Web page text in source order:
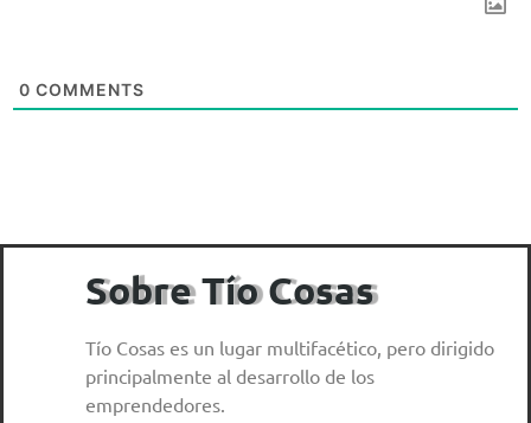
0 COMMENTS
Sobre Tío Cosas
Tío Cosas es un lugar multifacético, pero dirigido
principalmente al desarrollo de los
emprendedores.